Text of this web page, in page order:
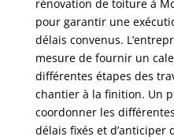
rénovation de toiture à
pour garantir une
délais convenus.
mesure de fournir un
différentes étapes des
chantier à la finition. Un
coordonner les
délais fixés et d’anticiper